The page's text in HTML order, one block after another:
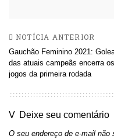
NOTÍCIA ANTERIOR
Gauchão Feminino 2021:
das atuais campeãs encerra os
jogos da primeira rodada
Deixe seu comentário
O seu endereço de e-mail não